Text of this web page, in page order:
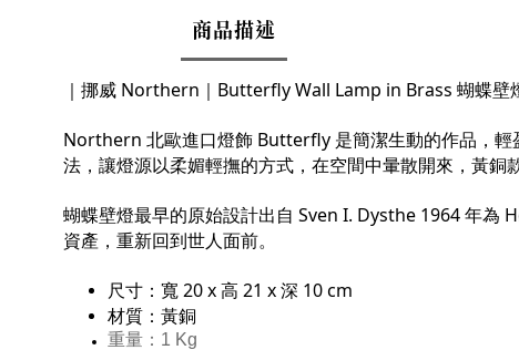
商品描述
｜ 挪威 Northern ｜ Butterfly Wall Lamp in Brass 蝴蝶壁
Northern 北歐進口燈飾 Butterfly 是簡潔生動的作品，
法，讓燈源以柔媚輕撫的方式，在空間中暈散開來，黃
蝴蝶壁燈最早的原始設計出自 Sven I. Dysthe 1964 年為
資產，重新回到世人面前。
尺寸： 寬 20 x 高 21 x 深 10 cm
材質： 黃銅
重量：1 Kg